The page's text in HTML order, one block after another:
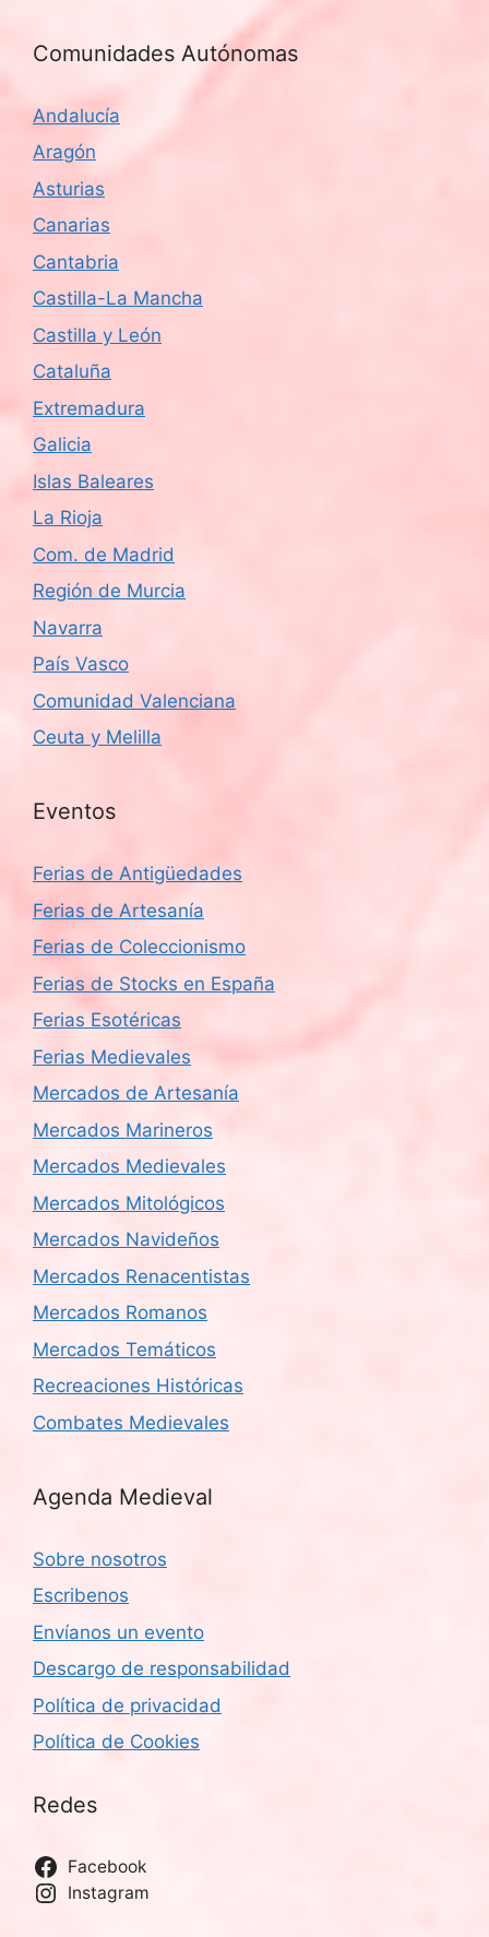
Comunidades Autónomas
Andalucía
Aragón
Asturias
Canarias
Cantabria
Castilla-La Mancha
Castilla y León
Cataluña
Extremadura
Galicia
Islas Baleares
La Rioja
Com. de Madrid
Región de Murcia
Navarra
País Vasco
Comunidad Valenciana
Ceuta y Melilla
Eventos
Ferias de Antigüedades
Ferias de Artesanía
Ferias de Coleccionismo
Ferias de Stocks en España
Ferias Esotéricas
Ferias Medievales
Mercados de Artesanía
Mercados Marineros
Mercados Medievales
Mercados Mitológicos
Mercados Navideños
Mercados Renacentistas
Mercados Romanos
Mercados Temáticos
Recreaciones Históricas
Combates Medievales
Agenda Medieval
Sobre nosotros
Escribenos
Envíanos un evento
Descargo de responsabilidad
Política de privacidad
Política de Cookies
Redes
Facebook
Instagram